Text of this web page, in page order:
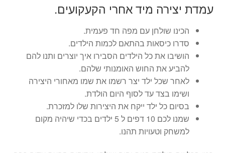
עמדת יצירה מיד אחרי הקעקועים.
הכינו שולחן עם מפה חד פעמית.
סדרו כיסאות בהתאם לכמות הילדים.
הושיבו את כל הילדים הסבירו איך יוצרים ותנו להם
להביע את החוש האומנותי שלהם.
לאחר שכל ילד יצר רשמו את שמו מאחורי היצירה
ושימו בצד עד לסוף היום הולדת.
בסיום כל ילד ייקח את היצירות שלו למזכרת.
שמנו לכם 10 דפים ל 5 ילדים בכדי שיהיה מקום
למשחק וטעויות תהנו.